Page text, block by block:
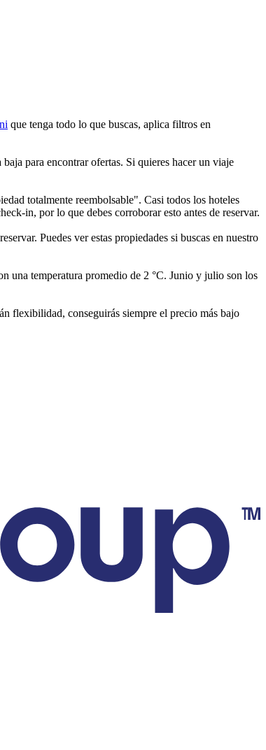
que tenga todo lo que buscas, aplica filtros en
para encontrar ofertas. Si quieres hacer un viaje
totalmente reembolsable". Casi todos los hoteles
in, por lo que debes corroborar esto antes de reservar.
Puedes ver estas propiedades si buscas en nuestro
una temperatura promedio de 2 °C. Junio y julio son los
flexibilidad, conseguirás siempre el precio más bajo